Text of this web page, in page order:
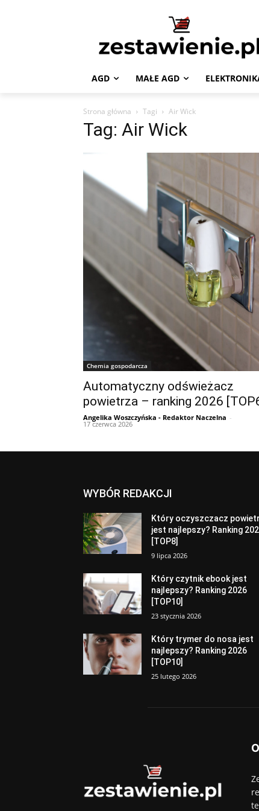
AGD MAŁE AGD
Strona główna Tagi Air Wick
Tag: Air Wick
Chemia gospodarcza
Automatyczny odświeżacz
powietrza – ranking 2026
Angelika Woszczyńska - Redaktor Naczelna -
17 czerwca 2026
WYBÓR REDAKCJI
Który oczyszczacz
jest najlepszy? Ranking
[TOP8]
9 lipca 2026
Który czytnik ebook jest
najlepszy? Ranking 2026
[TOP10]
23 stycznia 2026
Który trymer do nosa jest
najlepszy? Ranking 2026
[TOP10]
25 lutego 2026